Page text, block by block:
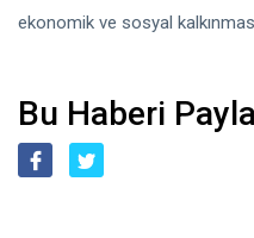
ekonomik ve sosyal
Bu Haberi